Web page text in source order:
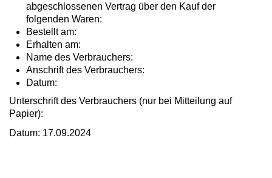
abgeschlossenen Vertrag über den Kauf der
folgenden Waren:
Bestellt am:
Erhalten am:
Name des Verbrauchers:
Anschrift des Verbrauchers:
Datum:
Unterschrift des Verbrauchers (nur bei Mitteilung auf
Papier):
Datum: 17.09.2024